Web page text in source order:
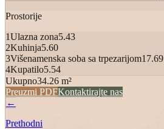
Prostorije
1Ulazna zona5.43
2Kuhinja5.60
3Višenamenska soba sa trpezarijom17.69
4Kupatilo5.54
Ukupno34.26 m²
Preuzmi PDFKontaktirajte nas
←
Prethodni